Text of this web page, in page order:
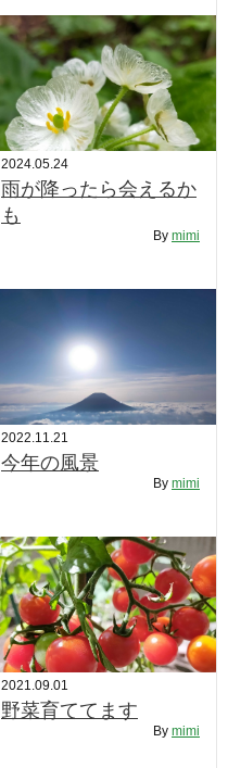
2024.05.24
雨が降ったら会えるか
も
By mimi
2022.11.21
今年の風景
By mimi
2021.09.01
野菜育ててます
By mimi